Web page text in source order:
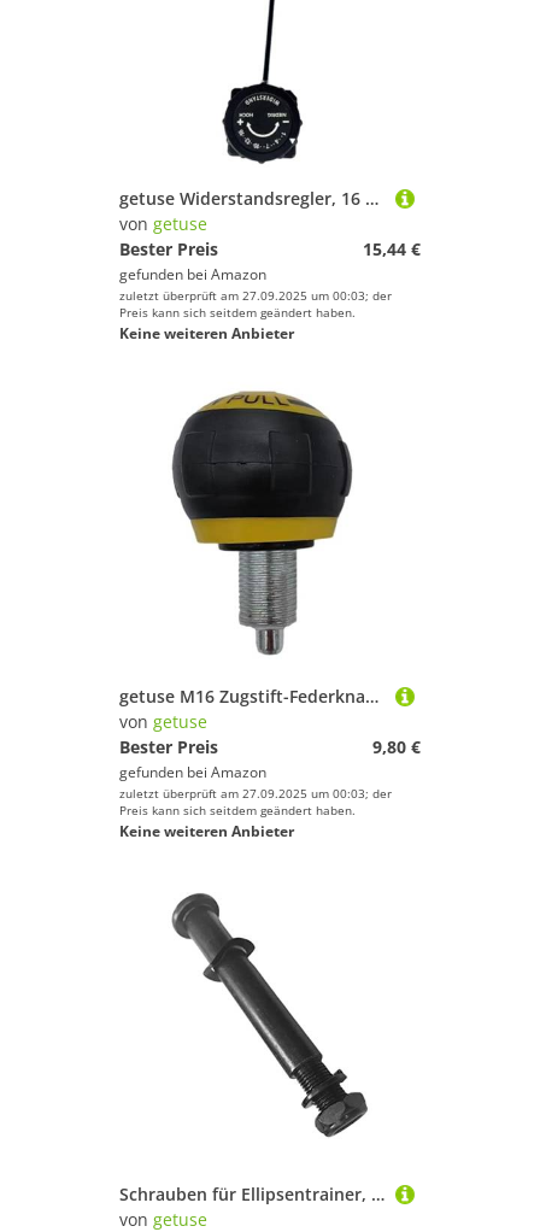
getuse Widerstandsregler, 16 Gänge, Ersatzteil für Heimtrainer, Schwarz
von getuse
Bester Preis
15,44 €
gefunden bei Amazon
zuletzt überprüft am 27.09.2025 um 00:03; der
Preis kann sich seitdem geändert haben.
Keine weiteren Anbieter
getuse M16 Zugstift-Federknauf für Zuhause, Fitnessstudio, Fahrradausrüstung, Heimtrainer, Höhenverstellung, Schraube, Ersatzteil, Höhe 8 cm, Gelb
von getuse
Bester Preis
9,80 €
gefunden bei Amazon
zuletzt überprüft am 27.09.2025 um 00:03; der
Preis kann sich seitdem geändert haben.
Keine weiteren Anbieter
Schrauben für Ellipsentrainer, Ersatzschrauben für Fitnessräder und Heimtrainer, 12 cm/4,72 Zoll Stahlschrauben, RECHTS
von getuse